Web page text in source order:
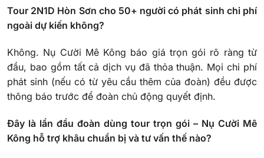
Tour 2N1D Hòn Sơn cho 50+ người có phát sinh chi phí
ngoài dự kiến không?
Không. Nụ Cười Mê Kông báo giá trọn gói rõ ràng từ
đầu, bao gồm tất cả dịch vụ đã thỏa thuận. Mọi chi phí
phát sinh (nếu có từ yêu cầu thêm của đoàn) đều được
thông báo trước để đoàn chủ động quyết định.
Đây là lần đầu đoàn dùng tour trọn gói – Nụ Cười Mê
Kông hỗ trợ khâu chuẩn bị và tư vấn thế nào?